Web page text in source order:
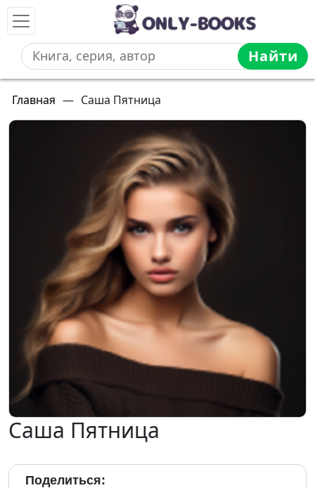
Найти
Главная — Саша Пятница
Саша Пятница
Поделиться: